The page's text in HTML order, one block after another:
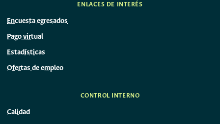
ENLACES DE INTERÉS
Encuesta egresados
Pago virtual
Estadísticas
Ofertas de empleo
CONTROL INTERNO
Calidad